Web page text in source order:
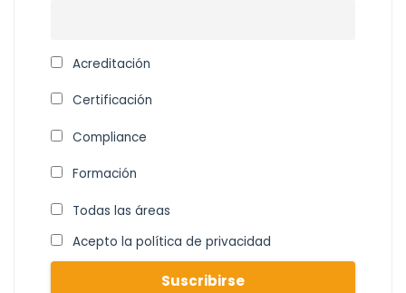
Acreditación
Certificación
Compliance
Formación
Todas las áreas
Acepto la política de privacidad